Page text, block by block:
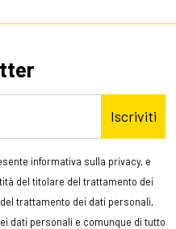
Iscriviti
informativa sulla privacy, e
del titolare del trattamento dei
trattamento dei dati personali,
dati personali e comunque di tutto